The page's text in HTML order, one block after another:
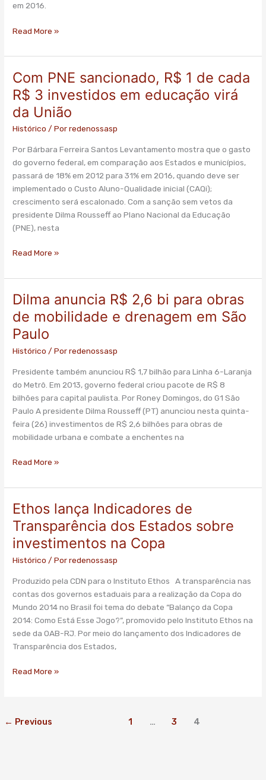
em 2016.
Read More »
Com PNE sancionado, R$ 1 de cada
R$ 3 investidos em educação virá
da União
Histórico / Porredenossasp
Por Bárbara Ferreira Santos Levantamento mostra que o gasto
do governo federal, em comparação aos Estados e municípios,
passará de 18% em 2012 para 31% em 2016, quando deve ser
implementado o Custo Aluno-Qualidade inicial (CAQi);
crescimento será escalonado. Com a sanção sem vetos da
presidente Dilma Rousseff ao Plano Nacional da Educação
(PNE), nesta
Com
PNE
sancionado,
R$
1
cada
R$
3
investidos
em
educação
virá
União
Read More »
Dilma anuncia R$ 2,6 bi para obras
de mobilidade e drenagem em São
Paulo
Histórico / Porredenossasp
Presidente também anunciou R$ 1,7 bilhão para Linha 6-Laranja
do Metrô. Em 2013, governo federal criou pacote de R$ 8
bilhões para capital paulista. Por Roney Domingos, do G1 São
Paulo A presidente Dilma Rousseff (PT) anunciou nesta quinta-
feira (26) investimentos de R$ 2,6 bilhões para obras de
mobilidade urbana e combate a enchentes na
Dilma
anuncia
R$
2,6
bi
obras
de
mobilidade
e
drenagem
em
Paulo
Read More »
Ethos lança Indicadores de
Transparência dos Estados sobre
investimentos na Copa
Histórico / Porredenossasp
Produzido pela CDN para o Instituto Ethos A transparência nas
contas dos governos estaduais para a realização da Copa do
Mundo 2014 no Brasil foi tema do debate “Balanço da Copa
2014: Como Está Esse Jogo?”, promovido pelo Instituto Ethos na
sede da OAB-RJ. Por meio do lançamento dos Indicadores de
Transparência dos Estados,
Ethos
lança
Indicadores
de
Transparência
Estados
sobre
investimentos
na
Copa
Read More »
← Previous 1 … 3 4